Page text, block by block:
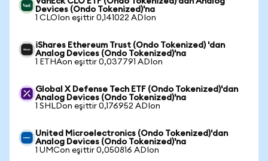
Devices (Ondo Tokenized)'na
1 CLOIon eşittir 0,141022 ADIon
iShares Ethereum Trust (Ondo Tokenized) 'dan
Analog Devices (Ondo Tokenized)'na
1 ETHAon eşittir 0,037791 ADIon
Global X Defense Tech ETF (Ondo Tokenized)'dan
Analog Devices (Ondo Tokenized)'na
1 SHLDon eşittir 0,176952 ADIon
United Microelectronics (Ondo Tokenized)'dan
Analog Devices (Ondo Tokenized)'na
1 UMCon eşittir 0,050816 ADIon